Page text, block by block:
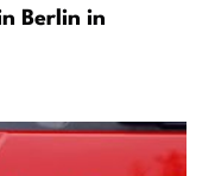
Berlin in